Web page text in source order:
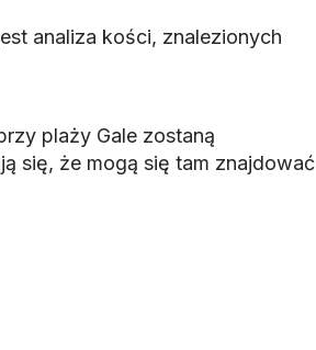
analiza kości, znalezionych
plaży Gale zostaną
się, że mogą się tam znajdować